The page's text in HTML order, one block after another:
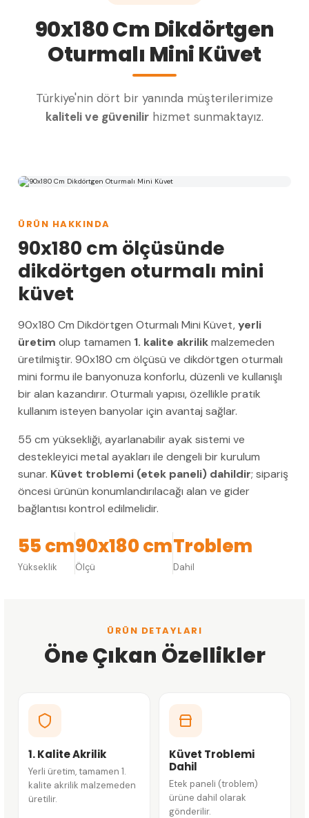
90x180 Cm Dikdörtgen
Oturmalı Mini Küvet
Türkiye'nin dört bir yanında müşterilerimize
kaliteli ve güvenilir hizmet sunmaktayız.
ÜRÜN HAKKINDA
90x180 cm ölçüsünde
dikdörtgen oturmalı mini
küvet
90x180 Cm Dikdörtgen Oturmalı Mini Küvet,yerli
üretim olup tamamen 1. kalite akrilikmalzemeden
üretilmiştir. 90x180 cm ölçüsü ve dikdörtgen oturmalı
mini formu ile banyonuza konforlu, düzenli ve kullanışlı
bir alan kazandırır. Oturmalı yapısı, özellikle pratik
kullanım isteyen banyolar için avantaj sağlar.
55 cm yüksekliği, ayarlanabilir ayak sistemi ve
destekleyici metal ayakları ile dengeli bir kurulum
sunar. Küvet troblemi (etek paneli) dahildir; sipariş
öncesi ürünün konumlandırılacağı alan ve gider
bağlantısı kontrol edilmelidir.
55 cm
Yükseklik
90x180 cm
Ölçü
Troblem
Dahil
ÜRÜN DETAYLARI
Öne Çıkan Özellikler
1. Kalite Akrilik
Yerli üretim, tamamen 1.
kalite akrilik malzemeden
üretilir.
Küvet Troblemi
Dahil
Etek paneli (troblem)
ürüne dahil olarak
gönderilir.